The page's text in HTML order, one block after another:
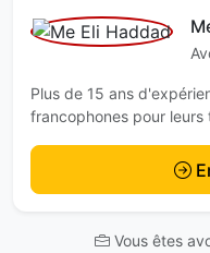
Plus de 15 ans
francophones pour leurs
Vous êtes